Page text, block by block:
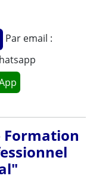
Par email :
Formation